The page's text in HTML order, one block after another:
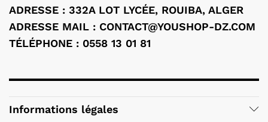
ADRESSE : 332A LOT LYCÉE, ROUIBA, ALGER
ADRESSE MAIL : CONTACT@YOUSHOP-DZ.COM
TÉLÉPHONE : 0558 13 01 81
Informations légales